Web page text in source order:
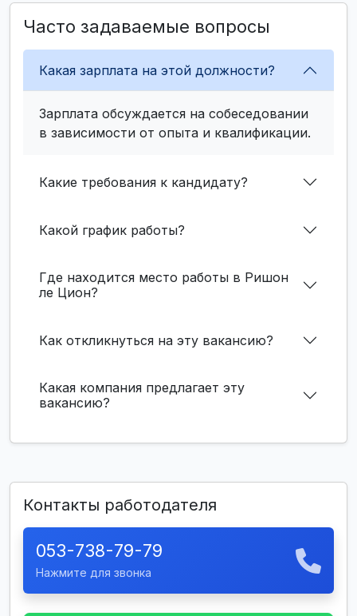
Часто задаваемые вопросы
Какая зарплата на этой должности?
Зарплата обсуждается на собеседовании
в зависимости от опыта и квалификации.
Какие требования к кандидату?
Какой график работы?
Где находится место работы в Ришон
ле Цион?
Как откликнуться на эту вакансию?
Какая компания предлагает эту
вакансию?
Контакты работодателя
053-738-79-79
Нажмите для звонка